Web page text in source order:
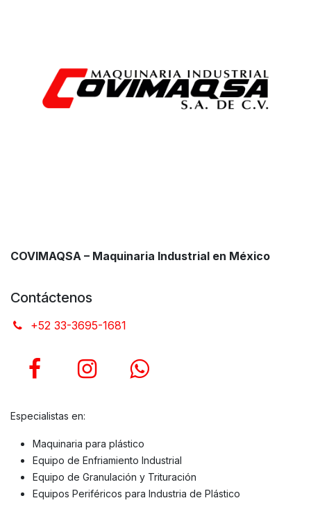
COVIMAQSA – Maquinaria Industrial en México
Contáctenos
+52 33-3695-1681
Especialistas en:
Maquinaria para plástico
Equipo de Enfriamiento Industrial
Equipo de Granulación y Trituración
Equipos Periféricos para Industria de Plástico